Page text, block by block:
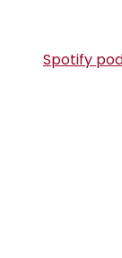
Spotify